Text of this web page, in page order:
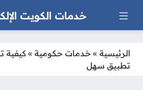
خدمات الكويت
الرئيسية » خدمات حكومية » كيفية
تطبيق سهل